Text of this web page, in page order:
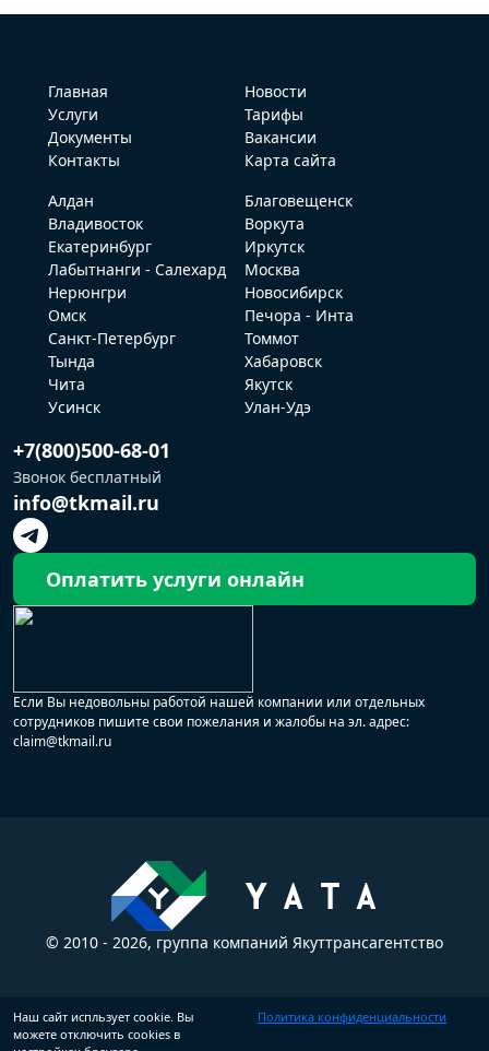
Главная
Новости
Услуги
Тарифы
Документы
Вакансии
Контакты
Карта сайта
Алдан
Благовещенск
Владивосток
Воркута
Екатеринбург
Иркутск
Лабытнанги - Салехард
Москва
Нерюнгри
Новосибирск
Омск
Печора - Инта
Санкт-Петербург
Томмот
Тында
Хабаровск
Чита
Якутск
Усинск
Улан-Удэ
+7(800)500-68-01
Звонок бесплатный
info@tkmail.ru
Оплатить услуги онлайн
Если Вы недовольны работой нашей компании или отдельных
сотрудников пишите свои пожелания и жалобы на эл. адрес:
claim@tkmail.ru
© 2010 - 2026, группа компаний Якуттрансагентство
Наш сайт испльзует cookie. Вы
можете отключить cookies в
Политика конфиденциальности